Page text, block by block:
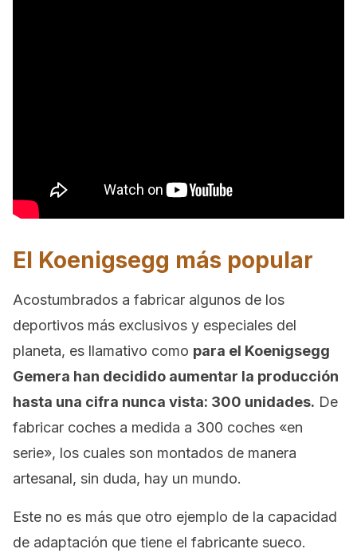
El Koenigsegg más popular
Acostumbrados a fabricar algunos de los
deportivos más exclusivos y especiales del
planeta, es llamativo como para el Koenigsegg
Gemera han decidido aumentar la producción
hasta una cifra nunca vista: 300 unidades. De
fabricar coches a medida a 300 coches «en
serie», los cuales son montados de manera
artesanal, sin duda, hay un mundo.
Este no es más que otro ejemplo de la capacidad
de adaptación que tiene el fabricante sueco.